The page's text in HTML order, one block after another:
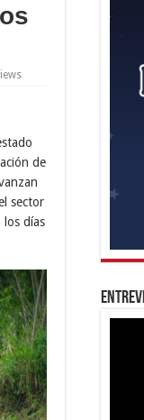
de
sector
los días